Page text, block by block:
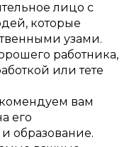
лицо с
которые
узами.
работника,
или тете
вам
его
образование.